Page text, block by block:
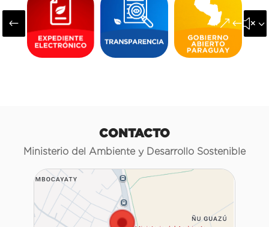
#
CONTACTO
Ministerio del Ambiente y Desarrollo Sostenible